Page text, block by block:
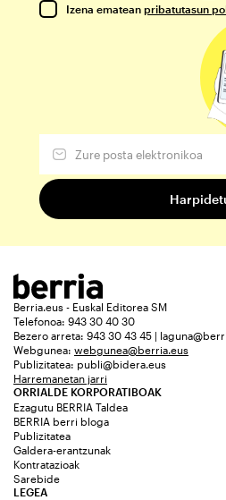
Izena ematean pribatutasun
Berria.eus - Euskal Editorea SM
Telefonoa: 943 30 40 30
Bezero arreta: 943 30 43 45 |
Webgunea: webgunea@berria.eus
Publizitatea: publi@bidera.eus
Harremanetan jarri
ORRIALDE KORPORATIBOAK
Ezagutu BERRIA Taldea
BERRIA berri bloga
Publizitatea
Galdera-erantzunak
Kontratazioak
Sarebide
LEGEA